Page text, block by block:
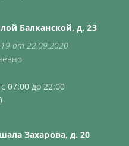
Балканской, д. 23
от 22.09.2020
с 07:00 до 22:00
Захарова, д. 20